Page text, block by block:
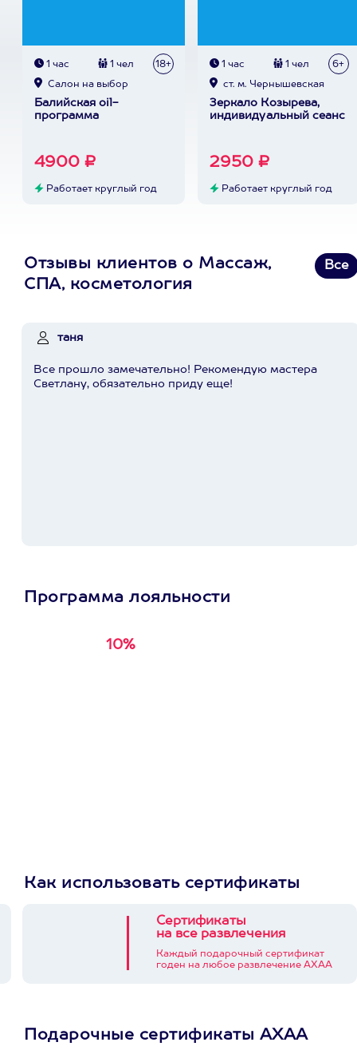
1 час 1 чел 18+
Cалон на выбор
Балийская oil-
программа
4900 ₽
Работает круглый год
1 час 1 чел 6+
ст. м. Чернышевская
Зеркало Козырева,
индивидуальный сеанс
2950 ₽
Работает круглый год
Отзывы клиентов о Массаж,
СПА, косметология
Все
таня
Все прошло замечательно! Рекомендую мастера
Светлану, обязательно приду еще!
Программа лояльности
10%
Как использовать сертификаты
Сертификаты
на все развлечения
Каждый подарочный сертификат
годен на любое развлечение АХАА
Подарочные сертификаты АХАА